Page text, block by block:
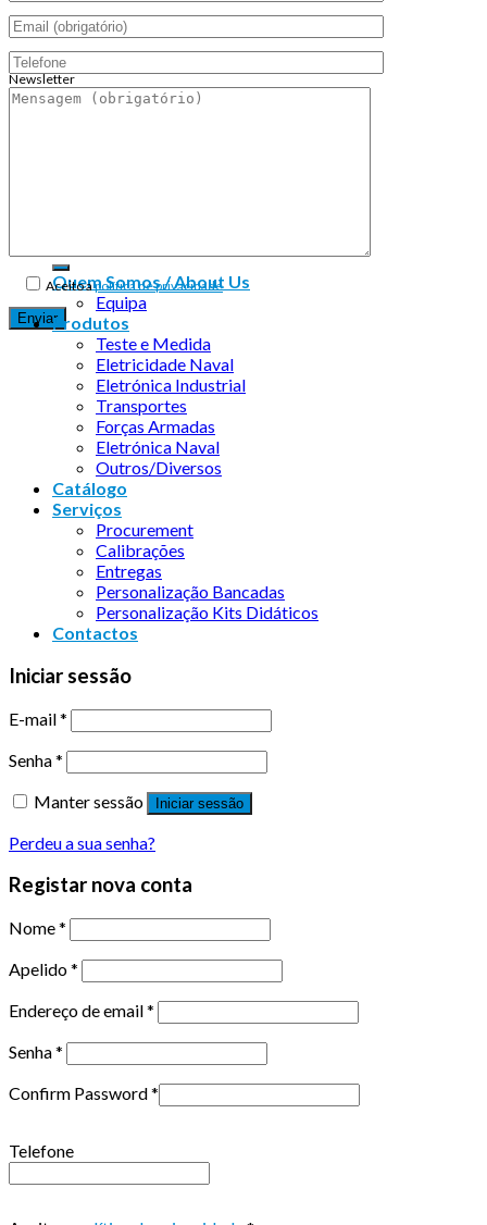
Aceito apolítica de privacidade
Newsletter
Endereço de email:
Quem Somos / About Us
Equipa
Produtos
Teste e Medida
Eletricidade Naval
Eletrónica Industrial
Transportes
Forças Armadas
Eletrónica Naval
Outros/Diversos
Catálogo
Serviços
Procurement
Calibrações
Entregas
Personalização Bancadas
Personalização Kits Didáticos
Contactos
Iniciar sessão
E-mail*
Senha*
Manter sessão
Iniciar sessão
Perdeu a sua senha?
Registar nova conta
Nome*
Apelido*
Endereço de email*
Senha*
Confirm Password*
Telefone